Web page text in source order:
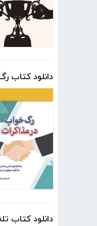
دانلود کتاب
دانلود کتاب